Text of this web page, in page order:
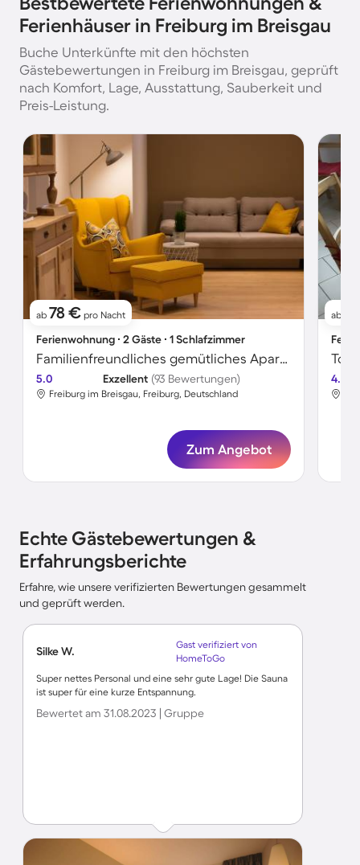
Ferienhäuser in Freiburg im Breisgau
Buche Unterkünfte mit den höchsten
Gästebewertungen in Freiburg im Breisgau, geprüft
nach Komfort, Lage, Ausstattung, Sauberkeit und
Preis-Leistung.
ab 78 € pro Nacht
Ferienwohnung ∙ 2 Gäste ∙ 1 Schlafzimmer
Familienfreundliches gemütliches Apartment mit Terrasse und Grill | Bergblick | Nah am Skifahren
5.0 Exzellent (93 Bewertungen)
Freiburg im Breisgau, Freiburg, Deutschland
Zum Angebot
ab
4.6
Echte Gästebewertungen &
Erfahrungsberichte
Erfahre, wie unsere verifizierten Bewertungen gesammelt
und geprüft werden.
Silke W.
Gast verifiziert von
HomeToGo
Super nettes Personal und eine sehr gute Lage! Die Sauna
ist super für eine kurze Entspannung.
Bewertet am 31.08.2023 | Gruppe